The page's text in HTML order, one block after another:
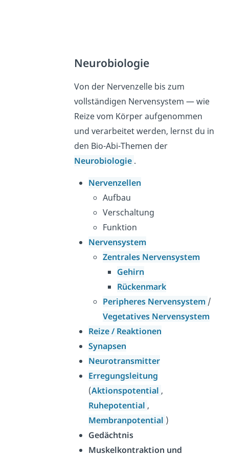
Neurobiologie
Von der Nervenzelle bis zum
vollständigen Nervensystem — wie
Reize vom Körper aufgenommen
und verarbeitet werden, lernst du in
den Bio-Abi-Themen der
Neurobiologie .
Nervenzellen
Aufbau
Verschaltung
Funktion
Nervensystem
Zentrales Nervensystem
Gehirn
Rückenmark
Peripheres Nervensystem /
Vegetatives Nervensystem
Reize / Reaktionen
Synapsen
Neurotransmitter
Erregungsleitung
(Aktionspotential ,
Ruhepotential ,
Membranpotential )
Gedächtnis
Muskelkontraktion und